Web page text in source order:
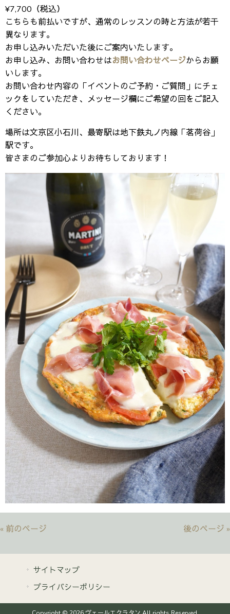
¥7,700（税込）
こちらも前払いですが、通常のレッスンの時と方法が若干
異なります。
お申し込みいただいた後にご案内いたします。
お申し込み、お問い合わせはお問い合わせページからお願
いします。
お問い合わせ内容の「イベントのご予約・ご質問」にチェ
ックをしていただき、メッセージ欄にご希望の回をご記入
ください。
場所は文京区小石川、最寄駅は地下鉄丸ノ内線「茗荷谷」
駅です。
皆さまのご参加心よりお待ちしております！
« 前のページ 後のページ »
サイトマップ
プライバシーポリシー